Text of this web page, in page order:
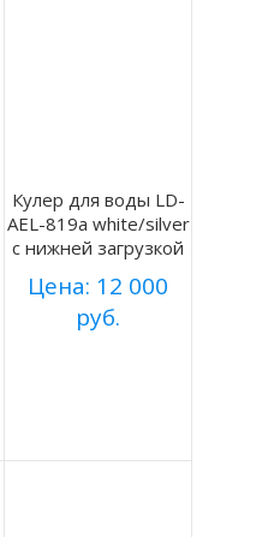
Кулер для воды LD-
AEL-819a white/silver
с нижней загрузкой
Цена: 12 000
руб.